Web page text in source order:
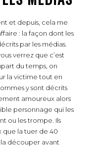
et depuis, cela me
: la façon dont les
par les médias.
verrez que c’est
du temps, on
la victime tout en
y sont décrits
amoureux alors
personnage qui les
ou les trompe. Ils
que la tuer de 40
découper avant